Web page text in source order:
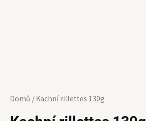
Domů / Kachní rillettes 130g